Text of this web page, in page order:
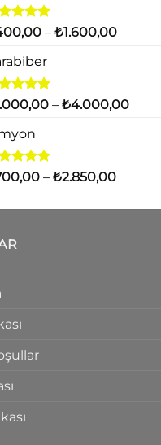
oy
– ₺1.600,00Fiyat
– ₺4.000,00Fiyat
oy
– ₺2.850,00Fiyat